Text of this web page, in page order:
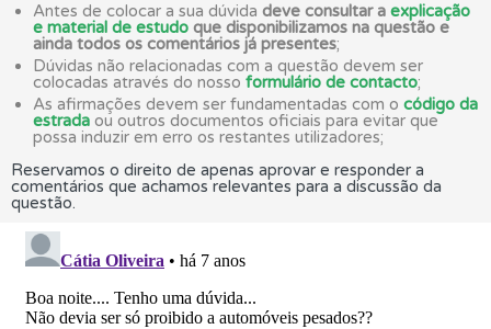
Antes de colocar a sua dúvida deve consultar a explicação
e material de estudo que disponibilizamos na questão e
ainda todos os comentários já presentes;
Dúvidas não relacionadas com a questão devem ser
colocadas através do nosso formulário de contacto;
As afirmações devem ser fundamentadas com o código da
estrada ou outros documentos oficiais para evitar que
possa induzir em erro os restantes utilizadores;
Reservamos o direito de apenas aprovar e responder a
comentários que achamos relevantes para a discussão da
questão.